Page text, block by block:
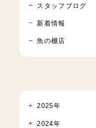
スタッフブログ
新着情報
魚の棚店
2025年
2024年